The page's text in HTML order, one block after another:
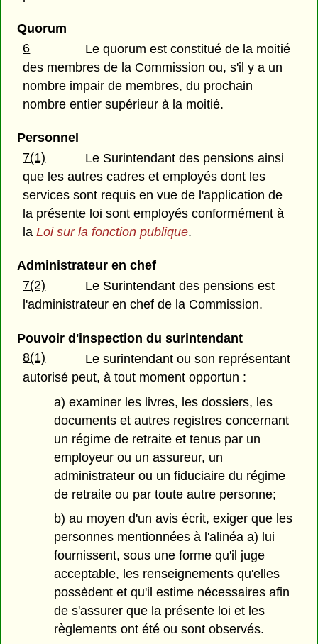
Quorum
6
Le quorum est constitué de la moitié
des membres de la Commission ou, s'il y a un
nombre impair de membres, du prochain
nombre entier supérieur à la moitié.
Personnel
7(1)
Le Surintendant des pensions ainsi
que les autres cadres et employés dont les
services sont requis en vue de l'application de
la présente loi sont employés conformément à
laLoi sur la fonction publique.
Administrateur en chef
7(2)
Le Surintendant des pensions est
l'administrateur en chef de la Commission.
Pouvoir d'inspection du surintendant
8(1)
Le surintendant ou son représentant
autorisé peut, à tout moment opportun :
a) examiner les livres, les dossiers, les
documents et autres registres concernant
un régime de retraite et tenus par un
employeur ou un assureur, un
administrateur ou un fiduciaire du régime
de retraite ou par toute autre personne;
b) au moyen d'un avis écrit, exiger que les
personnes mentionnées à l'alinéa a) lui
fournissent, sous une forme qu'il juge
acceptable, les renseignements qu'elles
possèdent et qu'il estime nécessaires afin
de s'assurer que la présente loi et les
règlements ont été ou sont observés.